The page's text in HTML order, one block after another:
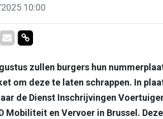
10:00
Facebook
op Twitter
Delen via Mail
Delen via link
zullen burgers hun
om deze te laten schrappen. In
de Dienst Inschrijvingen
Mobiliteit en Vervoer in Brussel.